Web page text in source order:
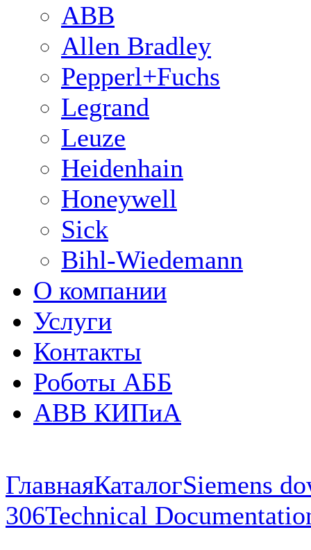
ABB
Allen Bradley
Pepperl+Fuchs
Legrand
Leuze
Heidenhain
Honeywell
Sick
Bihl-Wiedemann
О компании
Услуги
Контакты
Роботы АББ
ABB КИПиА
ГлавнаяКаталогSiemens
306Technical